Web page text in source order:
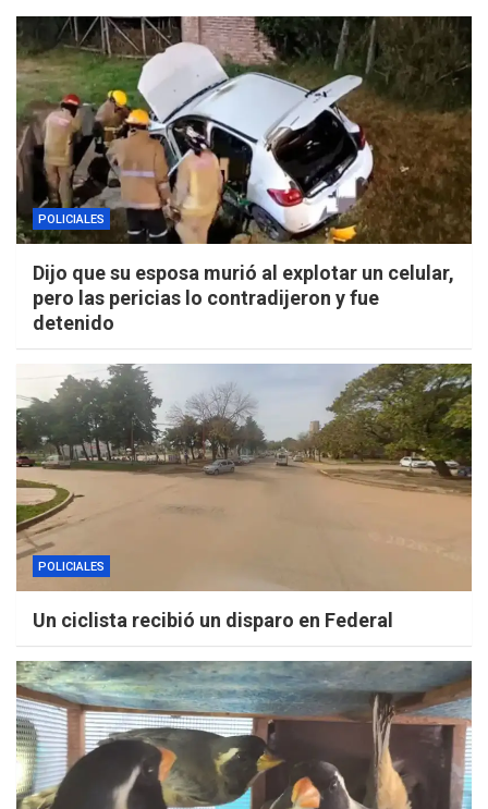
POLICIALES
Dijo que su esposa murió al explotar un celular,
pero las pericias lo contradijeron y fue
detenido
POLICIALES
Un ciclista recibió un disparo en Federal